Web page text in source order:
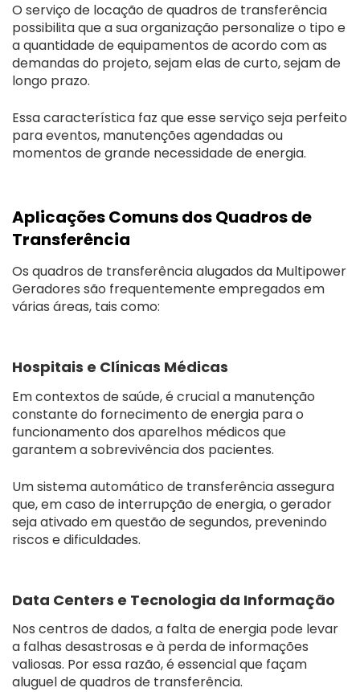
O serviço de locação de quadros de transferência
possibilita que a sua organização personalize o tipo e
a quantidade de equipamentos de acordo com as
demandas do projeto, sejam elas de curto, sejam de
longo prazo.
Essa característica faz que esse serviço seja perfeito
para eventos, manutenções agendadas ou
momentos de grande necessidade de energia.
Aplicações Comuns dos Quadros de
Transferência
Os quadros de transferência alugados da Multipower
Geradores são frequentemente empregados em
várias áreas, tais como:
Hospitais e Clínicas Médicas
Em contextos de saúde, é crucial a manutenção
constante do fornecimento de energia para o
funcionamento dos aparelhos médicos que
garantem a sobrevivência dos pacientes.
Um sistema automático de transferência assegura
que, em caso de interrupção de energia, o gerador
seja ativado em questão de segundos, prevenindo
riscos e dificuldades.
Data Centers e Tecnologia da Informação
Nos centros de dados, a falta de energia pode levar
a falhas desastrosas e à perda de informações
valiosas. Por essa razão, é essencial que façam
aluguel de quadros de transferência.